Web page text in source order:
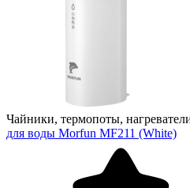
Чайники, термопоты,
для воды Morfun MF211 (White)